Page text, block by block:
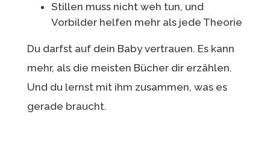
Stillen muss nicht weh tun, und
Vorbilder helfen mehr als jede Theorie
Du darfst auf dein Baby vertrauen. Es kann
mehr, als die meisten Bücher dir erzählen.
Und du lernst mit ihm zusammen, was es
gerade braucht.